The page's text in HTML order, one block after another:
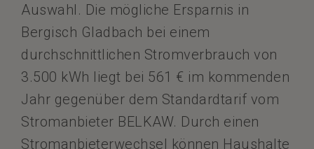
Auswahl. Die mögliche Ersparnis in
Bergisch Gladbach bei einem
durchschnittlichen Stromverbrauch von
3.500 kWh liegt bei 561 € im kommenden
Jahr gegenüber dem Standardtarif vom
Stromanbieter BELKAW. Durch einen
Stromanbieterwechsel können Haushalte